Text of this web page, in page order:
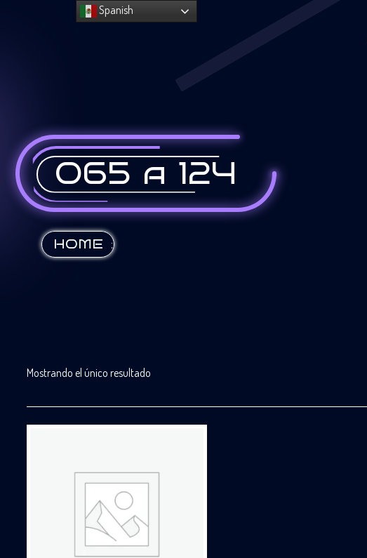
065 a 124
HOME :
Mostrando el único resultado
Spanish